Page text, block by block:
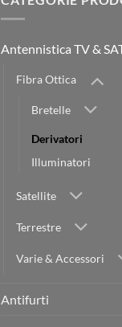
Antennistica TV &
Fibra Ottica
Bretelle
Derivatori
Illuminatori
Satellite
Terrestre
Varie & Accessori
Antifurti